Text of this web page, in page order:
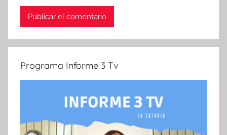
Programa Informe 3 Tv